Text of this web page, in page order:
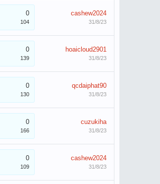
0
104
cashew2024
31/8/23
0
139
hoaicloud2901
31/8/23
0
130
qcdaiphat90
31/8/23
0
166
cuzukiha
31/8/23
0
109
cashew2024
31/8/23